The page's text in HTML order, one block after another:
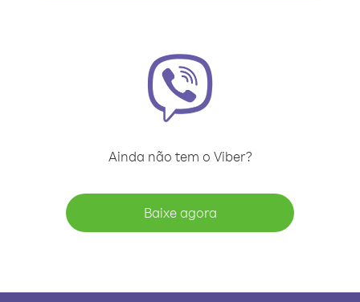
Ainda não tem o Viber?
Baixe agora